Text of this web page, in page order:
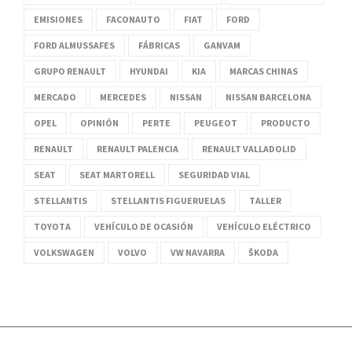
EMISIONES FACONAUTO FIAT FORD
FORD ALMUSSAFES FÁBRICAS GANVAM
GRUPO RENAULT HYUNDAI KIA MARCAS CHINAS
MERCADO MERCEDES NISSAN NISSAN BARCELONA
OPEL OPINIÓN PERTE PEUGEOT PRODUCTO
RENAULT RENAULT PALENCIA RENAULT VALLADOLID
SEAT SEAT MARTORELL SEGURIDAD VIAL
STELLANTIS STELLANTIS FIGUERUELAS TALLER
TOYOTA VEHÍCULO DE OCASIÓN VEHÍCULO ELÉCTRICO
VOLKSWAGEN VOLVO VW NAVARRA ŠKODA